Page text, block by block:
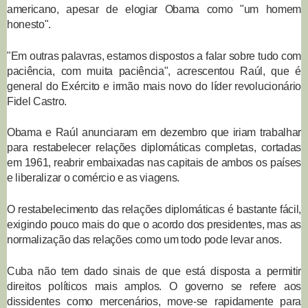
americano, apesar de elogiar Obama como "um homem
honesto".
"Em outras palavras, estamos dispostos a falar sobre tudo com
paciência, com muita paciência", acrescentou Raúl, que é
general do Exército e irmão mais novo do líder revolucionário
Fidel Castro.
Obama e Raúl anunciaram em dezembro que iriam trabalhar
para restabelecer relações diplomáticas completas, cortadas
em 1961, reabrir embaixadas nas capitais de ambos os países
e liberalizar o comércio e as viagens.
O restabelecimento das relações diplomáticas é bastante fácil,
exigindo pouco mais do que o acordo dos presidentes, mas as
normalização das relações como um todo pode levar anos.
Cuba não tem dado sinais de que está disposta a permitir
direitos políticos mais amplos. O governo se refere aos
dissidentes como mercenários, move-se rapidamente para